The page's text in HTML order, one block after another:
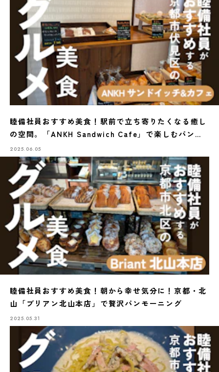
睦備社員おすすめ美食！駅前で立ち寄りたくなる癒し
の空間。「ANKH Sandwich Cafe」で楽しむパンと
洋菓子のご褒美時間
2025.06.05
睦備社員おすすめ美食！朝から幸せ気分に！京都・北
山「ブリアン北山本店」で贅沢パンモーニング
2025.05.31